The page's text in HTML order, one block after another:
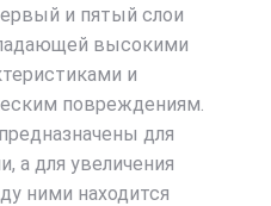
и пятый слои
высокими
и
повреждениям.
для
а для увеличения
ними находится